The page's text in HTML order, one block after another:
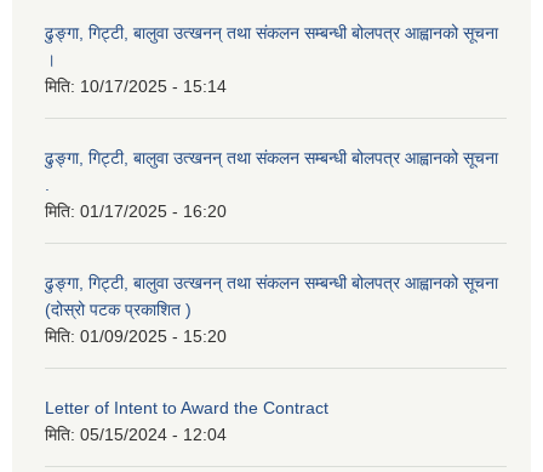
ढुङ्गा, गिट्टी, बालुवा उत्खनन् तथा संकलन सम्बन्धी बोलपत्र आह्वानको सूचना
।
मिति: 10/17/2025 - 15:14
ढुङ्गा, गिट्टी, बालुवा उत्खनन् तथा संकलन सम्बन्धी बोलपत्र आह्वानको सूचना
.
मिति: 01/17/2025 - 16:20
ढुङ्गा, गिट्टी, बालुवा उत्खनन् तथा संकलन सम्बन्धी बोलपत्र आह्वानको सूचना
(दोस्रो पटक प्रकाशित )
मिति: 01/09/2025 - 15:20
Letter of Intent to Award the Contract
मिति: 05/15/2024 - 12:04